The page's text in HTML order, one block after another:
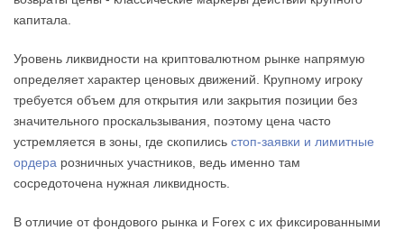
капитала.
Уровень ликвидности на криптовалютном рынке напрямую
определяет характер ценовых движений. Крупному игроку
требуется объем для открытия или закрытия позиции без
значительного проскальзывания, поэтому цена часто
устремляется в зоны, где скопились стоп-заявки и лимитные
ордера розничных участников, ведь именно там
сосредоточена нужная ликвидность.
В отличие от фондового рынка и Forex с их фиксированными